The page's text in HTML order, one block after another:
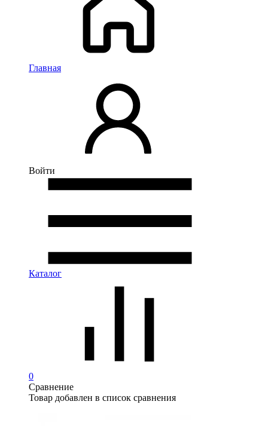
Главная
Войти
Каталог
0
Сравнение
Товар добавлен в список сравнения